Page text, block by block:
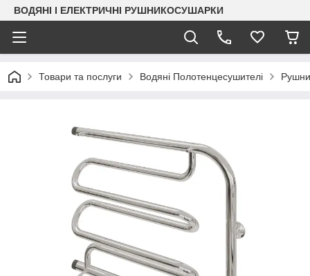
ВОДЯНІ І ЕЛЕКТРИЧНІ РУШНИКОСУШАРКИ
Товари та послуги Водяні Полотенцесушителі